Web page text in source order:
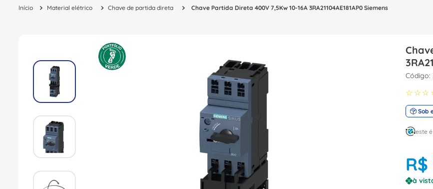
Material elétrico Chave de partida direta Chave Partida Direta 400V 7,5Kw 10-16A 3RA21104AE181AP0 Siemens
:
☆ ☆ ☆
Sob
este
R$
à
2º cabo flexivel
orion schneider
caixa passagem